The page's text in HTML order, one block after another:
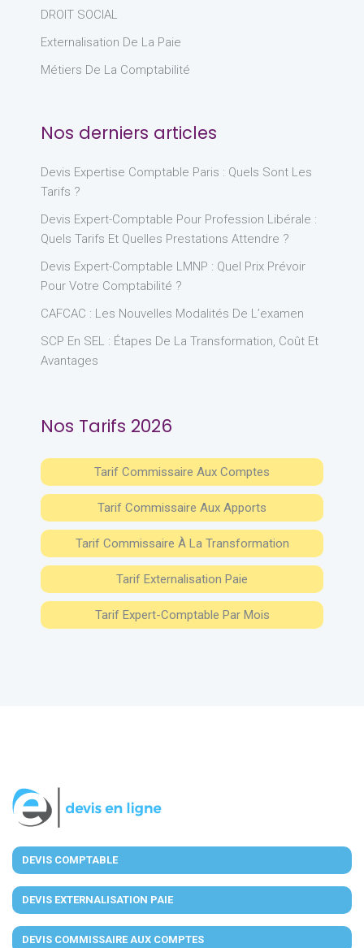
DROIT SOCIAL
Externalisation De La Paie
Métiers De La Comptabilité
Nos derniers articles
Devis Expertise Comptable Paris : Quels Sont Les
Tarifs ?
Devis Expert-Comptable Pour Profession Libérale :
Quels Tarifs Et Quelles Prestations Attendre ?
Devis Expert-Comptable LMNP : Quel Prix Prévoir
Pour Votre Comptabilité ?
CAFCAC : Les Nouvelles Modalités De L’examen
SCP En SEL : Étapes De La Transformation, Coût Et
Avantages
Nos Tarifs 2026
Tarif Commissaire Aux Comptes
Tarif Commissaire Aux Apports
Tarif Commissaire À La Transformation
Tarif Externalisation Paie
Tarif Expert-Comptable Par Mois
DEVIS COMPTABLE
DEVIS EXTERNALISATION PAIE
DEVIS COMMISSAIRE AUX COMPTES